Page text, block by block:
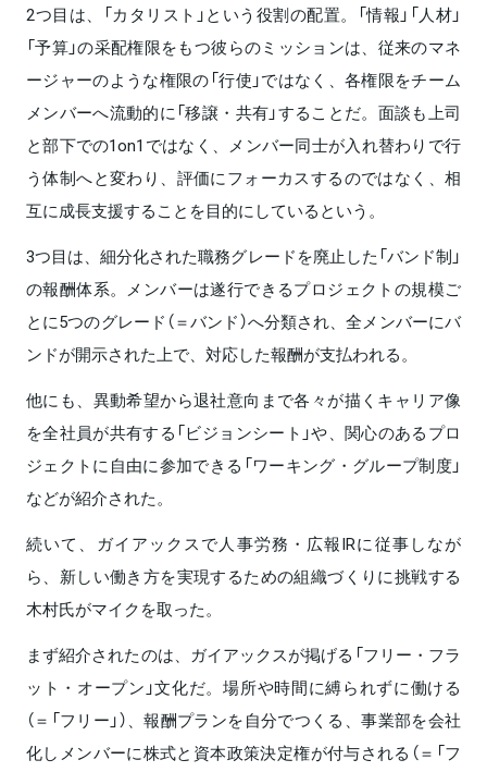
2つ目は、「カタリスト」という役割の配置。「情報」「人材」
「予算」の采配権限をもつ彼らのミッションは、従来のマネ
ージャーのような権限の「行使」ではなく、各権限をチーム
メンバーへ流動的に「移譲・共有」することだ。面談も上司
と部下での1on1ではなく、メンバー同士が入れ替わりで行
う体制へと変わり、評価にフォーカスするのではなく、相
互に成長支援することを目的にしているという。
3つ目は、細分化された職務グレードを廃止した「バンド制」
の報酬体系。メンバーは遂行できるプロジェクトの規模ご
とに5つのグレード（＝バンド）へ分類され、全メンバーにバ
ンドが開示された上で、対応した報酬が支払われる。
他にも、異動希望から退社意向まで各々が描くキャリア像
を全社員が共有する「ビジョンシート」や、関心のあるプロ
ジェクトに自由に参加できる「ワーキング・グループ制度」
などが紹介された。
続いて、ガイアックスで人事労務・広報IRに従事しなが
ら、新しい働き方を実現するための組織づくりに挑戦する
木村氏がマイクを取った。
まず紹介されたのは、ガイアックスが掲げる「フリー・フラ
ット・オープン」文化だ。場所や時間に縛られずに働ける
（＝「フリー」）、報酬プランを自分でつくる、事業部を会社
化しメンバーに株式と資本政策決定権が付与される（＝「フ